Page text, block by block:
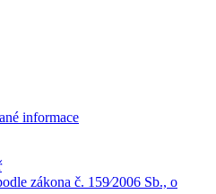
informace
zákona č. 159⁄2006 Sb., o